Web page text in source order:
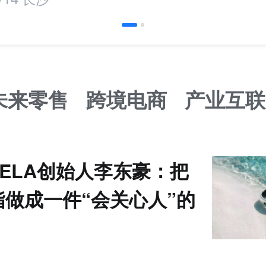
来零售 跨境电商 产业互
创始人李东豪：把
成一件“会关心人”的